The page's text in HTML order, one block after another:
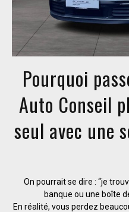
Pourquoi
Auto Conseil
seul avec une
On pourrait se dire : “je
banque ou une boîte
En réalité, vous perdez